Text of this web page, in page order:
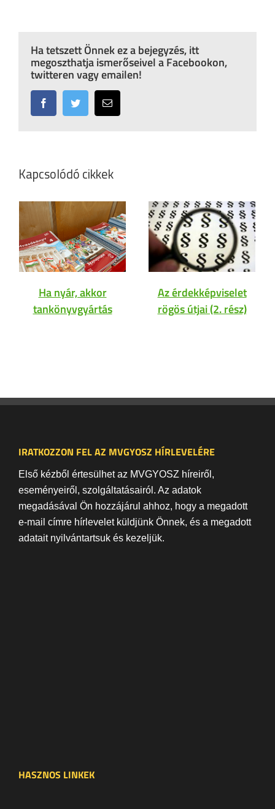
Ha tetszett Önnek ez a bejegyzés, itt
megoszthatja ismerőseivel a Facebookon,
twitteren vagy emailen!
FacebookTwitter Email:
Kapcsolódó cikkek
Ha nyár, akkor
tankönyvgyártás
Az érdekképviselet
rögös útjai (2. rész)
IRATKOZZON FEL AZ MVGYOSZ HÍRLEVELÉRE
Első kézből értesülhet az MVGYOSZ híreiről,
eseményeiről, szolgáltatásairól. Az adatok
megadásával Ön hozzájárul ahhoz, hogy a megadott
e-mail címre hírlevelet küldjünk Önnek, és a megadott
adatait nyilvántartsuk és kezeljük.
HASZNOS LINKEK